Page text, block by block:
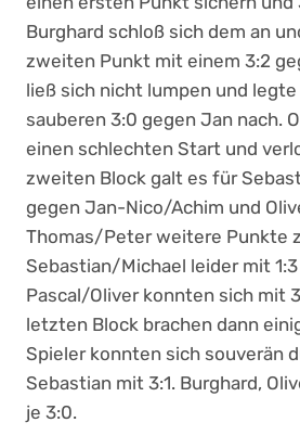
Burghard schloß sich dem an
zweiten Punkt mit einem 3:2
ließ sich nicht lumpen und
sauberen 3:0 gegen Jan nach.
einen schlechten Start und
zweiten Block galt es für
gegen Jan-Nico/Achim und
Thomas/Peter weitere Punkte
Sebastian/Michael leider mit
Pascal/Oliver konnten sich mit
letzten Block brachen dann
Spieler konnten sich souverän
Sebastian mit 3:1. Burghard,
je 3:0.